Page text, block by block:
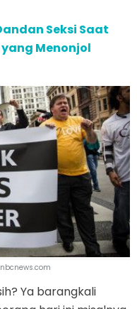
Seksi Saat
Menonjol
Ya barangkali